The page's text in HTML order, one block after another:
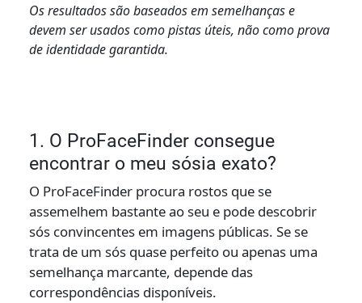
Os resultados são baseados em semelhanças e
devem ser usados como pistas úteis, não como prova
de identidade garantida.
1. O ProFaceFinder consegue
encontrar o meu sósia exato?
O ProFaceFinder procura rostos que se
assemelhem bastante ao seu e pode descobrir
sós convincentes em imagens públicas. Se se
trata de um sós quase perfeito ou apenas uma
semelhança marcante, depende das
correspondências disponíveis.